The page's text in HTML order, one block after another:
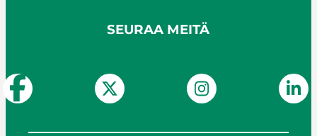
SEURAA MEITÄ